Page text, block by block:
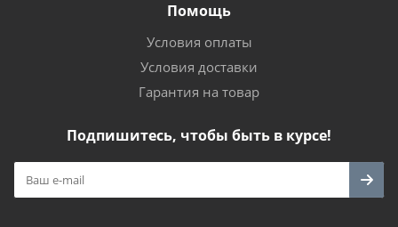
Помощь
Условия оплаты
Условия доставки
Гарантия на товар
Подпишитесь, чтобы быть в курсе!